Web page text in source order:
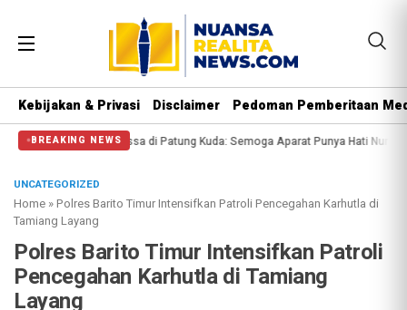
Kebijakan & Privasi Disclaimer Pedoman Pemberitaan
BREAKING NEWS
Massa di Patung Kuda: Semoga Aparat Punya Hati Nurani Massa
UNCATEGORIZED
Home »Polres Barito Timur Intensifkan Patroli Pencegahan Karhutla di
Tamiang Layang
Polres Barito Timur Intensifkan Patroli
Pencegahan Karhutla di Tamiang
Layang